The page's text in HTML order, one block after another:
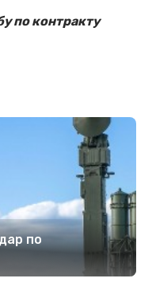
по контракту
по